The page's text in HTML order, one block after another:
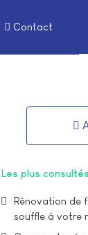
Contact
Les plus consultés
Rénovation de
souffle à votre